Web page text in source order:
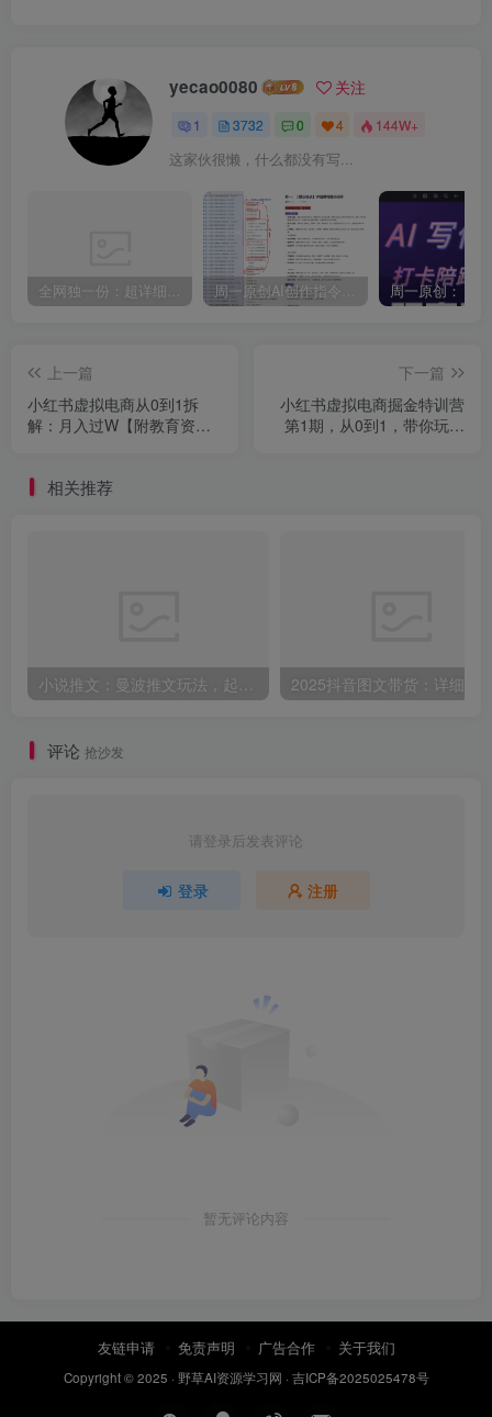
yecao0080 关注
1 3732 0 4 144W+
这家伙很懒，什么都没有写...
全网独一份：超详细的40+个自媒体赛道领域解析手册，让你的内容创作不再局限！ 周一原创AI创作指令词：30+个领域赛道的创作提示词集合
上一篇
小红书虚拟电商从0到1拆
解：月入过W【附教育资料
下一篇
小红书虚拟电商掘金特训营
第1期，从0到1，带你玩转
相关推荐
评论 抢沙发
请登录后发表评论
登录 注册
暂无评论内容
友链申请 免责声明 广告合作 关于我们
Copyright © 2025 · 野草AI资源学习网 · 吉ICP备2025025478号